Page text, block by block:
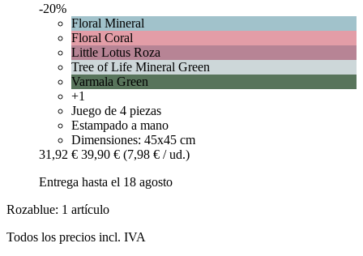
-20%
Floral Mineral
Floral Coral
Little Lotus Roza
Tree of Life Mineral Green
Varmala Green
+1
Juego de 4 piezas
Estampado a mano
Dimensiones: 45x45 cm
31,92 € 39,90 € (7,98 € / ud.)
Entrega hasta el 18 agosto
Rozablue: 1 artículo
Todos los precios incl. IVA